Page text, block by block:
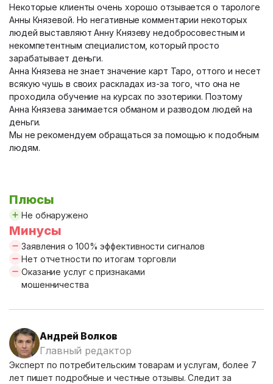
Некоторые клиенты очень хорошо отзывается о тарологе
Анны Князевой. Но негативные комментарии некоторых
людей выставляют Анну Князеву недобросовестным и
некомпетентным специалистом, который просто
зарабатывает деньги.
Анна Князева не знает значение карт Таро, оттого и несет
всякую чушь в своих раскладах из-за того, что она не
проходила обучение на курсах по эзотерики. Поэтому
Анна Князева занимается обманом и разводом людей на
деньги.
Мы не рекомендуем обращаться за помощью к подобным
людям.
Плюсы
Не обнаружено
Минусы
Заявления о 100% эффективности сигналов
Нет отчетности по итогам торговли
Оказание услуг с признаками
мошенничества
Андрей Волков
Главный редактор
Эксперт по потребительским товарам и услугам, более 7
лет пишет подробные и честные отзывы. Следит за